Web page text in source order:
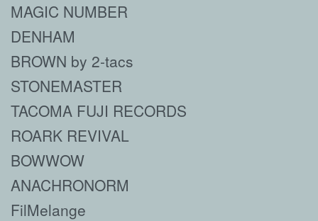
MAGIC NUMBER
DENHAM
BROWN by 2-tacs
STONEMASTER
TACOMA FUJI RECORDS
ROARK REVIVAL
BOWWOW
ANACHRONORM
FilMelange